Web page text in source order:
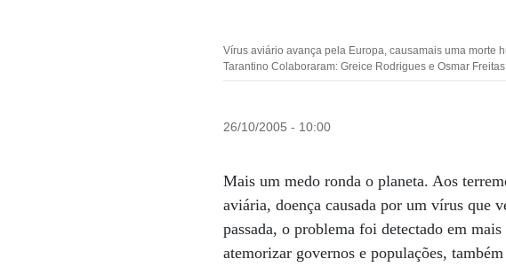
Vírus aviário avança pela Europa, causamais uma morte
Tarantino Colaboraram: Greice Rodrigues e Osmar
26/10/2005 - 10:00
Mais um medo ronda o planeta. Aos
aviária, doença causada por um vírus que
passada, o problema foi detectado em
atemorizar governos e populações,